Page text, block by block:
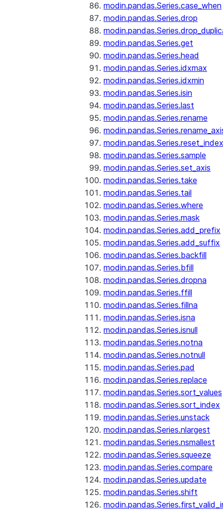
modin.pandas.Series.case_when
modin.pandas.Series.drop
modin.pandas.Series.get
modin.pandas.Series.head
modin.pandas.Series.idxmax
modin.pandas.Series.idxmin
modin.pandas.Series.isin
modin.pandas.Series.last
modin.pandas.Series.rename
modin.pandas.Series.reset_index
modin.pandas.Series.sample
modin.pandas.Series.set_axis
modin.pandas.Series.take
modin.pandas.Series.tail
modin.pandas.Series.where
modin.pandas.Series.mask
modin.pandas.Series.add_prefix
modin.pandas.Series.add_suffix
modin.pandas.Series.backfill
modin.pandas.Series.bfill
modin.pandas.Series.dropna
modin.pandas.Series.ffill
modin.pandas.Series.fillna
modin.pandas.Series.isna
modin.pandas.Series.isnull
modin.pandas.Series.notna
modin.pandas.Series.notnull
modin.pandas.Series.pad
modin.pandas.Series.replace
modin.pandas.Series.sort_values
modin.pandas.Series.sort_index
modin.pandas.Series.unstack
modin.pandas.Series.nlargest
modin.pandas.Series.nsmallest
modin.pandas.Series.squeeze
modin.pandas.Series.compare
modin.pandas.Series.update
modin.pandas.Series.shift